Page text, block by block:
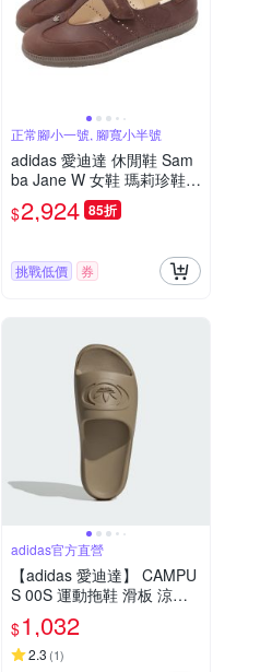
正常腳小一號, 腳寬小半號
adidas 愛迪達 休閒鞋 Sam
ba Jane W 女鞋 瑪莉珍鞋
棕 HP7130
$2,924 85折
挑戰低價 券
adidas官方直營
【adidas 愛迪達】 CAMPU
S 00S 運動拖鞋 滑板 涼拖
鞋 女鞋 - Originals JR4772
$1,032
2.3 (1)